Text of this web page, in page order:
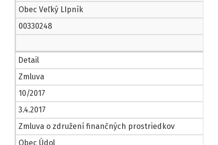
Obec Veľký LIpník
00330248
Detail
Zmluva
10/2017
3.4.2017
Zmluva o združení finančných prostriedkov
Obec Údol